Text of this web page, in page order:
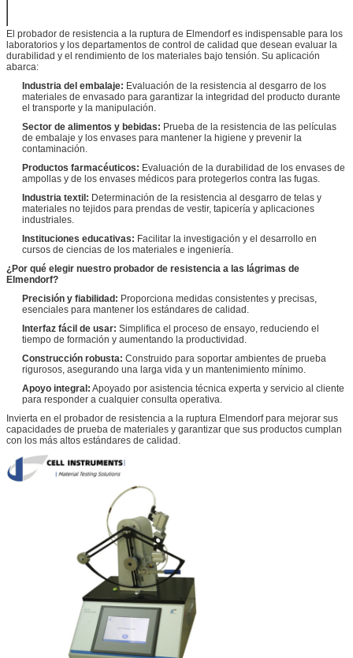
El probador de resistencia a la ruptura de Elmendorf es indispensable para los
laboratorios y los departamentos de control de calidad que desean evaluar la
durabilidad y el rendimiento de los materiales bajo tensión. Su aplicación
abarca:
Industria del embalaje: Evaluación de la resistencia al desgarro de los
materiales de envasado para garantizar la integridad del producto durante
el transporte y la manipulación.
Sector de alimentos y bebidas: Prueba de la resistencia de las películas
de embalaje y los envases para mantener la higiene y prevenir la
contaminación.
Productos farmacéuticos: Evaluación de la durabilidad de los envases de
ampollas y de los envases médicos para protegerlos contra las fugas.
Industria textil: Determinación de la resistencia al desgarro de telas y
materiales no tejidos para prendas de vestir, tapicería y aplicaciones
industriales.
Instituciones educativas: Facilitar la investigación y el desarrollo en
cursos de ciencias de los materiales e ingeniería.
¿Por qué elegir nuestro probador de resistencia a las lágrimas de
Elmendorf?
Precisión y fiabilidad: Proporciona medidas consistentes y precisas,
esenciales para mantener los estándares de calidad.
Interfaz fácil de usar: Simplifica el proceso de ensayo, reduciendo el
tiempo de formación y aumentando la productividad.
Construcción robusta: Construido para soportar ambientes de prueba
rigurosos, asegurando una larga vida y un mantenimiento mínimo.
Apoyo integral: Apoyado por asistencia técnica experta y servicio al cliente
para responder a cualquier consulta operativa.
Invierta en el probador de resistencia a la ruptura Elmendorf para mejorar sus
capacidades de prueba de materiales y garantizar que sus productos cumplan
con los más altos estándares de calidad.